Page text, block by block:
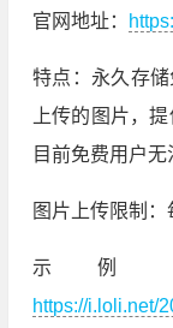
官网地址：
特点：永久存
上传的图片，
目前免费用户
图片上传限制
示例
https://i.loli.net/